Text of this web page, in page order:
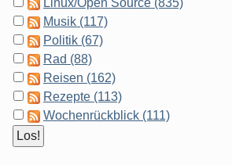
Linux/Open Source (835)
Musik (117)
Politik (67)
Rad (88)
Reisen (162)
Rezepte (113)
Wochenrückblick (111)